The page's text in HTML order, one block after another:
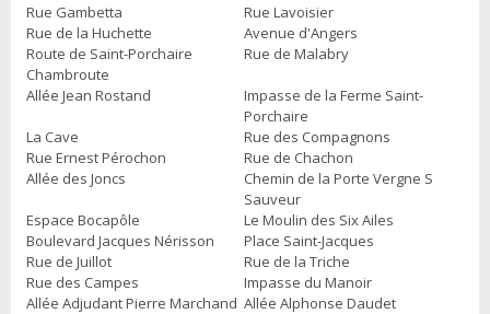
Rue Gambetta
Rue Lavoisier
Rue de la Huchette
Avenue d'Angers
Route de Saint-Porchaire
Chambroute
Rue de Malabry
Allée Jean Rostand
Impasse de la Ferme Saint-
Porchaire
La Cave
Rue des Compagnons
Rue Ernest Pérochon
Rue de Chachon
Allée des Joncs
Chemin de la Porte Vergne S
Sauveur
Espace Bocapôle
Le Moulin des Six Ailes
Boulevard Jacques Nérisson
Place Saint-Jacques
Rue de Juillot
Rue de la Triche
Rue des Campes
Impasse du Manoir
Allée Adjudant Pierre Marchand Allée Alphonse Daudet